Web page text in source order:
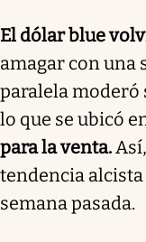
El dólar blue
amagar con una
paralela moderó
lo que se ubicó
para la venta.
tendencia
semana pasada.